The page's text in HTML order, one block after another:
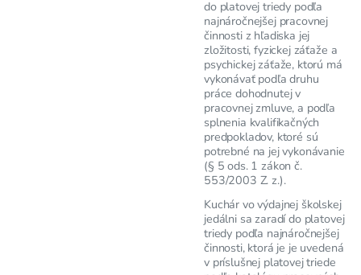
do platovej triedy podľa
najnáročnejšej pracovnej
činnosti z hľadiska jej
zložitosti, fyzickej záťaže a
psychickej záťaže, ktorú má
vykonávať podľa druhu
práce dohodnutej v
pracovnej zmluve, a podľa
splnenia kvalifikačných
predpokladov, ktoré sú
potrebné na jej vykonávanie
(§ 5 ods. 1 zákon č.
553/2003 Z. z.).
Kuchár vo výdajnej školskej
jedálni sa zaradí do platovej
triedy podľa najnáročnejšej
činnosti, ktorá je je uvedená
v príslušnej platovej triede